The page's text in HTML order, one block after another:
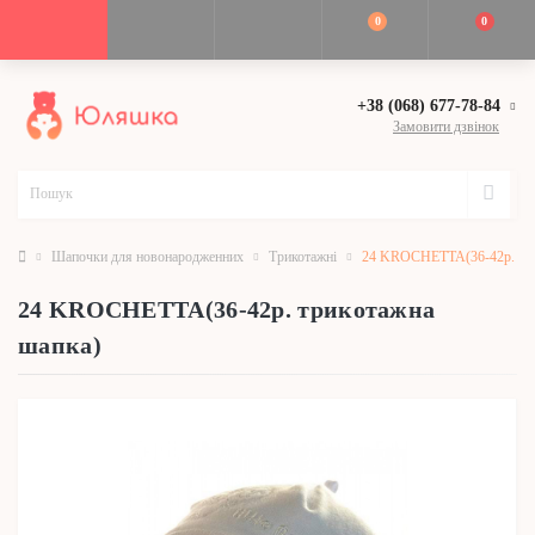
0 0
+38 (068) 677-78-84
Замовити дзвінок
Шапочки для новонародженних Трикотажні 24 KROCHETTA(36-42р.
24 KROCHETTA(36-42р. трикотажна
шапка)